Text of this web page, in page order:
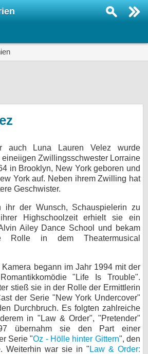
auch Luna Lauren Velez wurde
Zwillingsschwester Lorraine
in Brooklyn, New York geboren und
York auf. Neben ihrem Zwilling hat
Geschwister.
ihr der Wunsch, Schauspielerin zu
Highschoolzeit erhielt sie ein
Ailey Dance School und bekam
Rolle in dem Theatermusical
Kamera begann im Jahr 1994 mit der
"Life Is Trouble".
stieß sie in der Rolle der Ermittlerin
der Serie "New York Undercover"
Durchbruch. Es folgten zahlreiche
in "Law & Order", "Pretender"
übernahm sie den Part einer
Serie "Oz - Hölle hinter Gittern", den
Weiterhin war sie in " Law & Order:
KULTUR
Specials
SERVICE
Forum
bei Facebook
Kontakt
Nutzungsbedingungen
Datenschutz